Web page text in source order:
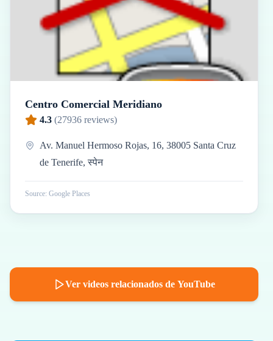
Centro Comercial Meridiano
4.3 (27936 reviews)
Av. Manuel Hermoso Rojas, 16, 38005 Santa Cruz
de Tenerife, स्पेन
Source: Google Places
Ver videos relacionados de YouTube